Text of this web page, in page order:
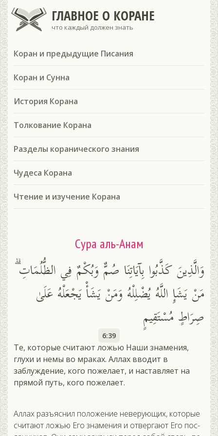
ГЛАВНОЕ О КОРАНЕ
что каждый должен знать
Коран и предыдущие Писания
Коран и Сунна
История Корана
Толкование Корана
Разделы коранического знания
Чудеса Корана
Чтение и изучение Корана
Сура аль-Анам
وَالَّذِينَ كَذَّبُوا بِآيَاتِنَا صُمٌّ وَبُكْمٌ فِي الظُّلُمَاتِ ۗ
مَنْ يَشَإِ اللَّهُ يُضْلِلْهُ وَمَنْ يَشَأْ يَجْعَلْهُ عَلَىٰ
صِرَاطٍ مُسْتَقِيمٍ
6:39
Те, которые считают ложью Наши знамения,
глухи и немы во мраках. Аллах вводит в
заблуждение, кого пожелает, и наставляет на
прямой путь, кого пожелает.
Ал­лах разъ­яс­нил по­ложе­ние не­веру­ющих, ко­торые
счи­та­ют ложью Его зна­мения и от­верга­ют Его пос­